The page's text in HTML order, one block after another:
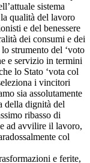
sistema
qualità del lavoro
e del benessere
dei consumi e dei
strumento del ‘voto
e servizio in termini
lo Stato ‘vota col
i vincitori
sia assolutamente
della dignità del
ribasso di
ad avvilire il lavoro,
col
e ferite,